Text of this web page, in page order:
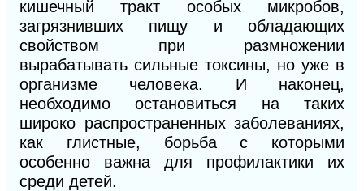
кишечный тракт особых микробов,
загрязнивших пищу и обладающих
свойством при размножении
вырабатывать сильные токсины, но уже в
организме человека. И наконец,
необходимо остановиться на таких
широко распространенных заболеваниях,
как глистные, борьба с которыми
особенно важна для профилактики их
среди детей.